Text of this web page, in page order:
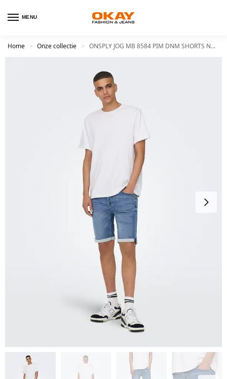
MENU
Home > Onze collectie > ONSPLY JOG MB 8584 PIM DNM SHORTS NOOS